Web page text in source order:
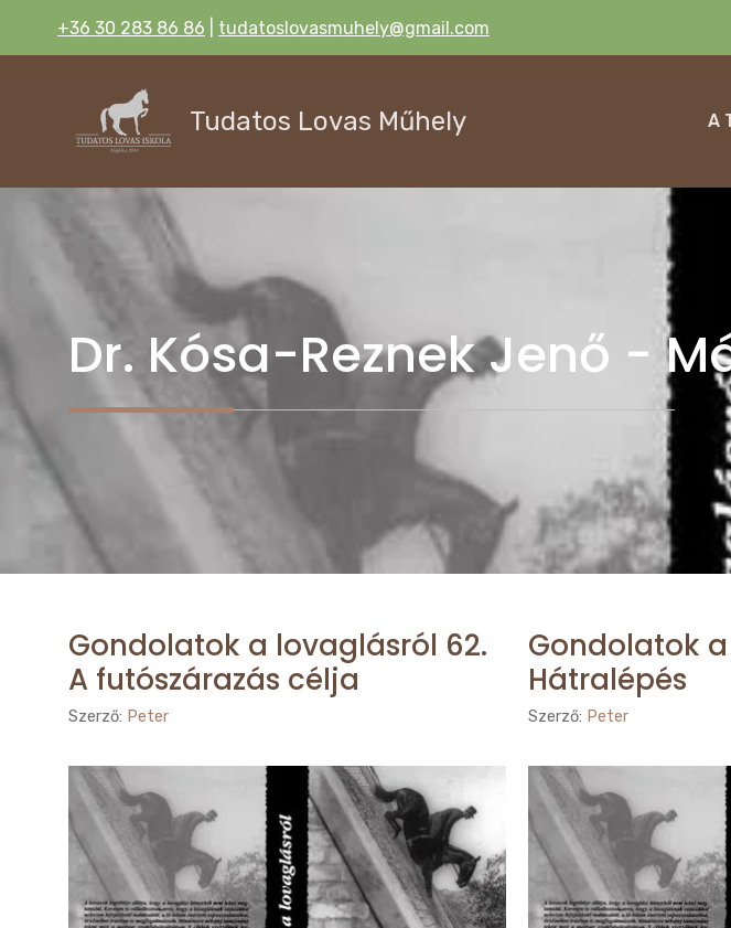
+36 30 283 86 86 tudatoslovasmuhely@gmail.com
Tudatos Lovas Műhely A
Dr. Kósa-Reznek Jenő -
Gondolatok a lovaglásról 62.
A futószárazás célja
Szerző: Peter
Gondolatok
Hátralépés
Szerző: Peter